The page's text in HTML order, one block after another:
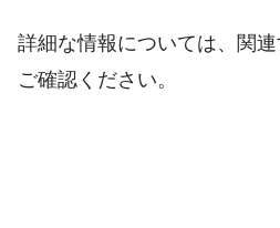
詳細な情報については、関
ご確認ください。